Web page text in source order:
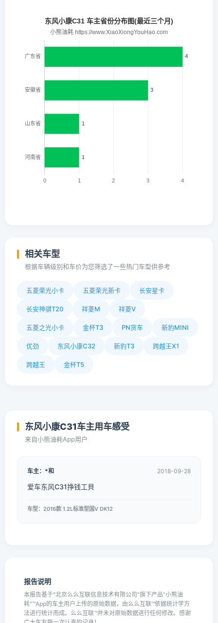
相关车型
根据车辆级别和车价为您筛选了一些热门车型供参考
五菱荣光小卡 五菱荣光新卡 长安星卡
长安神骐T20 祥菱M 祥菱V
五菱之光小卡 金杯T3 PN货车 新豹MINI
优劲 东风小康C32 新豹T3 跨越王X1
跨越王 金杯T5
东风小康C31车主用车感受
来自小熊油耗App用户
车主：*和 2018-09-28
爱车东风C31挣钱工貝
车型：2016款 1.2L标准型国V DK12
报告说明
本报告基于"北京么么互联信息技术有限公司"旗下产品"小熊油
耗"™App的车主用户上传的原始数据，由么么互联™依据统计学方
法进行统计而成。么么互联™并未对原始数据进行任何修改。感谢